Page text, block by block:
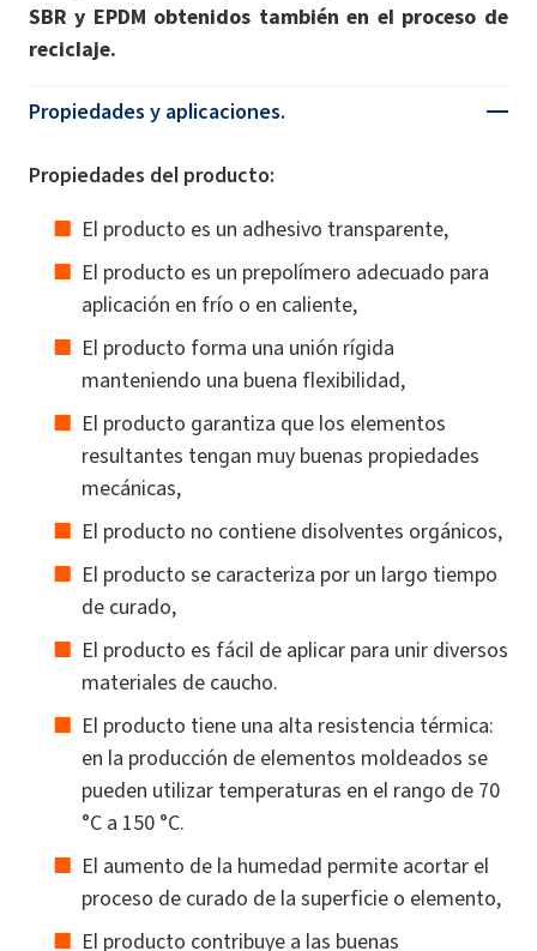
SBR y EPDM obtenidos también en el proceso de
reciclaje.
Propiedades y aplicaciones.
Propiedades del producto:
El producto es un adhesivo transparente,
El producto es un prepolímero adecuado para
aplicación en frío o en caliente,
El producto forma una unión rígida
manteniendo una buena flexibilidad,
El producto garantiza que los elementos
resultantes tengan muy buenas propiedades
mecánicas,
El producto no contiene disolventes orgánicos,
El producto se caracteriza por un largo tiempo
de curado,
El producto es fácil de aplicar para unir diversos
materiales de caucho.
El producto tiene una alta resistencia térmica:
en la producción de elementos moldeados se
pueden utilizar temperaturas en el rango de 70
°C a 150 °C.
El aumento de la humedad permite acortar el
proceso de curado de la superficie o elemento,
El producto contribuye a las buenas